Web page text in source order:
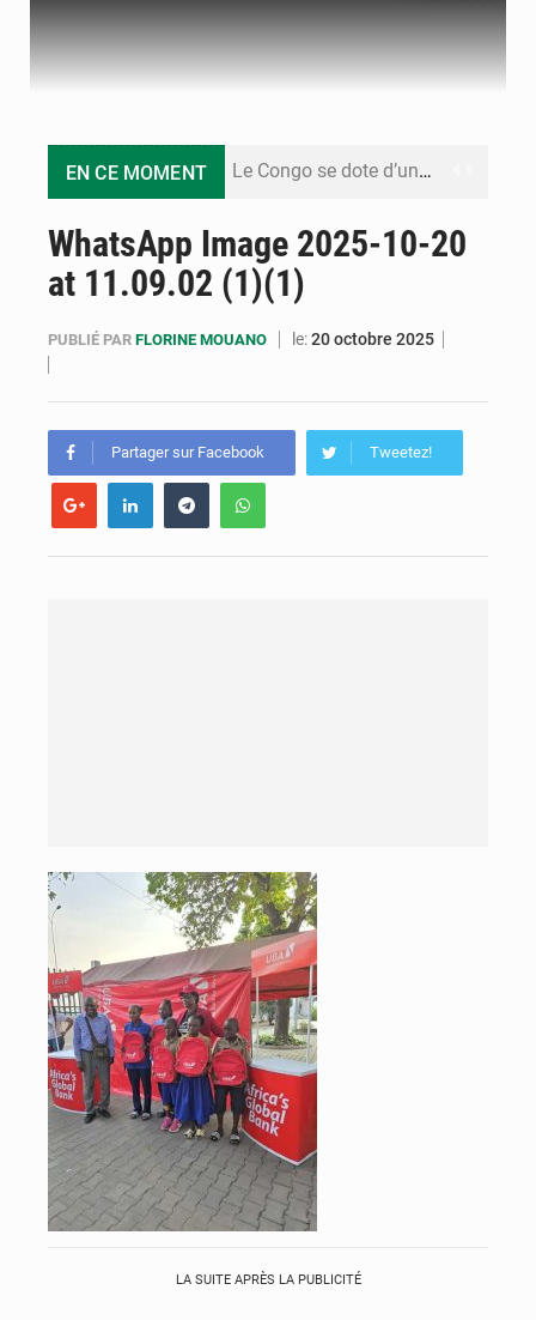
EN CE MOMENT Le Congo se dote d’un programme national pour valoriser les produits forestiers non ligneux
Assassinat de l’entrepreneur sportif Vally Amisi : le principal suspect arrêté à Brazzaville
WhatsApp Image 2025-10-20
at 11.09.02 (1)(1)
PUBLIÉ PAR FLORINE MOUANO le:20 octobre 2025
Partager sur Facebook Tweetez!
LA SUITE APRÈS LA PUBLICITÉ